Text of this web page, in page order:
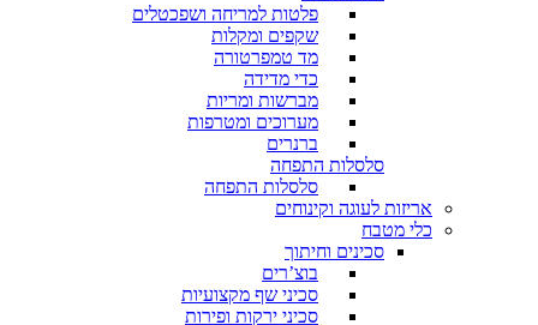
פלטות למריחה ושפכטלים
שקפים ומקלות
מד טמפרטורה
כדי מדידה
מברשות ומריות
מערוכים ומטרפות
ברנרים
סלסלות התפחה
סלסלות התפחה
אריזות לעוגה וקינוחים
כלי מטבח
סכינים וחיתוך
בוצ’רים
סכיני שף מקצועיות
סכיני ירקות ופירות